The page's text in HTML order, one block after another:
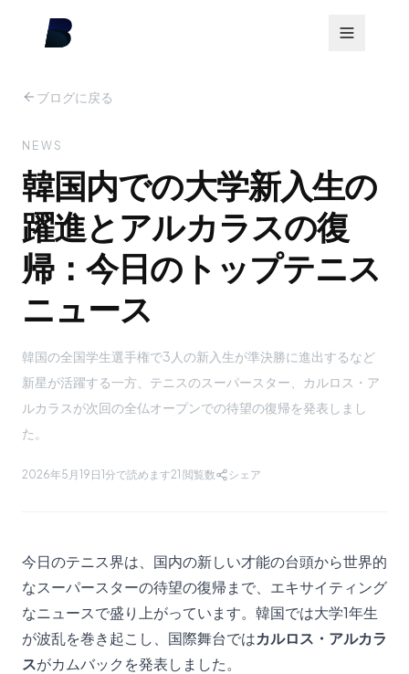
ブログに戻る
NEWS
韓国内での大学新入生の
躍進とアルカラスの復
帰：今日のトップテニス
ニュース
韓国の全国学生選手権で3人の新入生が準決勝に進出するなど
新星が活躍する一方、テニスのスーパースター、カルロス・ア
ルカラスが次回の全仏オープンでの待望の復帰を発表しまし
た。
2026年5月19日1分で読めます21 閲覧数 シェア
今日のテニス界は、国内の新しい才能の台頭から世界的
なスーパースターの待望の復帰まで、エキサイティング
なニュースで盛り上がっています。韓国では大学1年生
が波乱を巻き起こし、国際舞台ではカルロス・アルカラ
スがカムバックを発表しました。